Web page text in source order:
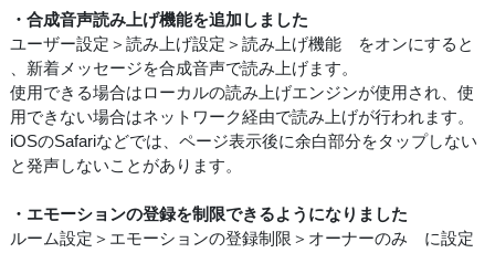
・合成音声読み上げ機能を追加しました
ユーザー設定＞読み上げ設定＞読み上げ機能 をオンにすると
、新着メッセージを合成音声で読み上げます。
使用できる場合はローカルの読み上げエンジンが使用され、使
用できない場合はネットワーク経由で読み上げが行われます。
iOSのSafariなどでは、ページ表示後に余白部分をタップしない
と発声しないことがあります。
・エモーションの登録を制限できるようになりました
ルーム設定＞エモーションの登録制限＞オーナーのみ に設定